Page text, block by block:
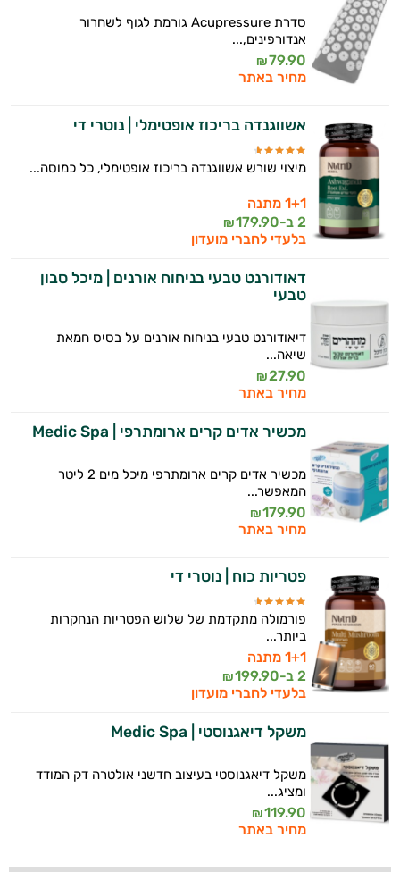
סדרת Acupressure גורמת לגוף לשחרור
אנדורפינים,...
79.90
₪
מחיר באתר
אשווגנדה בריכוז אופטימלי | נוטרי די
מיצוי שורש אשווגנדה בריכוז אופטימלי, כל כמוסה...
1+1 מתנה
2 ב-
179.90
₪
בלעדי לחברי מועדון
דאודורנט טבעי בניחוח אורנים | מיכל סבון
טבעי
דיאודורנט טבעי בניחוח אורנים על בסיס חמאת
שיאה...
27.90
₪
מחיר באתר
מכשיר אדים קרים ארומתרפי | Medic Spa
מכשיר אדים קרים ארומתרפי מיכל מים 2 ליטר
המאפשר...
179.90
₪
מחיר באתר
פטריות כוח | נוטרי די
פורמולה מתקדמת של שלוש הפטריות הנחקרות
ביותר...
1+1 מתנה
2 ב-
199.90
₪
בלעדי לחברי מועדון
משקל דיאגנוסטי | Medic Spa
משקל דיאגנוסטי בעיצוב חדשני אולטרה דק המודד
ומציג...
119.90
₪
מחיר באתר